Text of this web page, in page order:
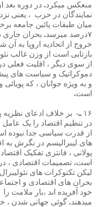
منعکس میکرد. در دوره بعد از
نمایندگان در حزب ، یعنی
میان طبقات پائین جامعه
۷درصد
میرسد. بحران جاری
خروج از اتحادیه اروپا به آن
بازتابی است از وزن غالب
از سوی دیگر ، اقلیت فعلی در
دموکراتیک و سیاست های
و به ویژه جوانان ، که پویائی و
است.
۱۶ ـ- بر خلاف ادعای نظریه
در تنظیم اقتصاد را یک عامل
از قدرت سیاسی جدا نبوده
های لیبرالیسم در نگرش به
پولانی ، فانتزی تفکیک اقتصاد
است. تصمیمات اقتصادی ، در
لیکن تکنوکرات های نئولیبرال
بحران های اقتصادی و
خود آفریده اند ،بار ملامت را
میدهند. گوئی جهانی شدن ،